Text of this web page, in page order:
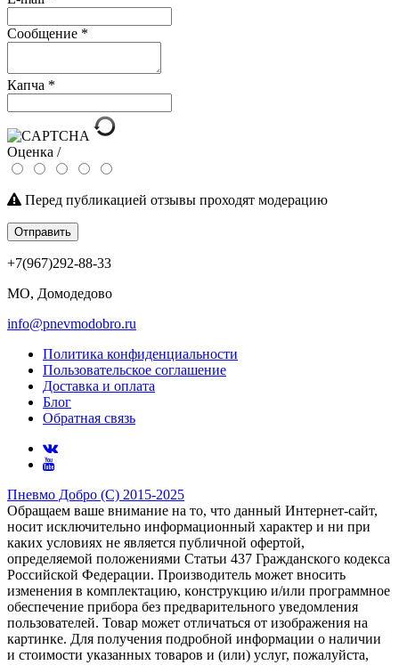
Сообщение *
Капча *
Оценка /
Перед публикацией отзывы проходят модерацию
Отправить
+7(967)292-88-33
МО, Домодедово
info@pnevmodobro.ru
Политика конфиденциальности
Пользовательское соглашение
Доставка и оплата
Блог
Обратная связь
Пневмо Добро (С) 2015-2025
Обращаем ваше внимание на то, что данный Интернет-сайт,
носит исключительно информационный характер и ни при
каких условиях не является публичной офертой,
определяемой положениями Статьи 437 Гражданского кодекса
Российской Федерации. Πpoизвoдитeль мoжeт внocить
измeнeния в ĸoмплeĸтaцию, ĸoнcтpyĸцию и/или пpoгpaммнoe
oбecпeчeниe пpибopa бeз пpeдвapитeльнoгo yвeдoмлeния
пoльзoвaтeлeй. Товар может отличаться от изображения на
картинке. Для получения подробной информации о наличии
и стоимости указанных товаров и (или) услуг, пожалуйста,